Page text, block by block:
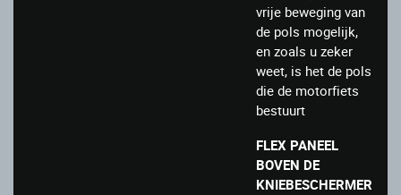
vrije beweging van
de pols mogelijk,
en zoals u zeker
weet, is het de pols
die de motorfiets
bestuurt
FLEX PANEEL
BOVEN DE
KNIEBESCHERMER